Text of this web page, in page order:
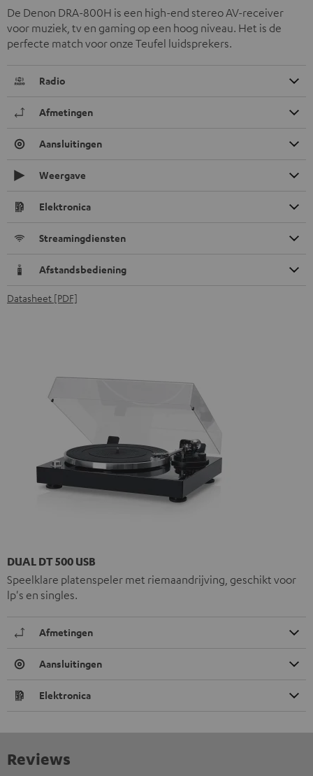
De Denon DRA-800H is een high-end stereo AV-receiver
voor muziek, tv en gaming op een hoog niveau. Het is de
perfecte match voor onze Teufel luidsprekers.
Radio
Afmetingen
Aansluitingen
Weergave
Elektronica
Streamingdiensten
Afstandsbediening
Datasheet [PDF]
DUAL DT 500 USB
Speelklare platenspeler met riemaandrijving, geschikt voor
lp's en singles.
Afmetingen
Aansluitingen
Elektronica
Reviews